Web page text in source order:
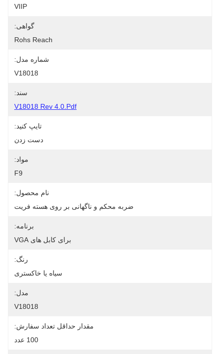
VIIP
گواهی:
Rohs Reach
شماره مدل:
V18018
سند:
V18018 Rev 4.0.pdf
تایپ کنید:
دست زدن
مواد:
F9
نام محصول:
ضربه محکم و ناگهانی بر روی هسته فریت
برنامه:
برای کابل های VGA
رنگ:
سیاه یا خاکستری
مدل:
V18018
مقدار حداقل تعداد سفارش:
100 عدد